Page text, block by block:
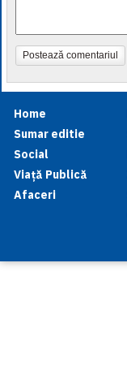
Postează comentariul
Home
Sumar editie
Social
Viață Publică
Afaceri